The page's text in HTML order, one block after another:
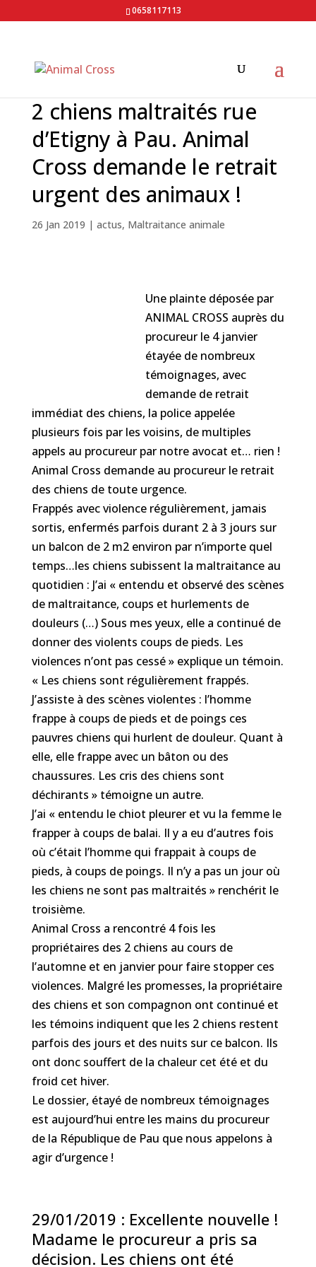
0658117113
2 chiens maltraités rue
d’Etigny à Pau. Animal
Cross demande le retrait
urgent des animaux !
26 Jan 2019 | actus, Maltraitance animale
Une plainte déposée par
ANIMAL CROSS auprès du
procureur le 4 janvier
étayée de nombreux
témoignages, avec
demande de retrait
immédiat des chiens, la police appelée
plusieurs fois par les voisins, de multiples
appels au procureur par notre avocat et… rien !
Animal Cross demande au procureur le retrait
des chiens de toute urgence.
Frappés avec violence régulièrement, jamais
sortis, enfermés parfois durant 2 à 3 jours sur
un balcon de 2 m2 environ par n’importe quel
temps…les chiens subissent la maltraitance au
quotidien : J’ai « entendu et observé des scènes
de maltraitance, coups et hurlements de
douleurs (…) Sous mes yeux, elle a continué de
donner des violents coups de pieds. Les
violences n’ont pas cessé » explique un témoin.
« Les chiens sont régulièrement frappés.
J’assiste à des scènes violentes : l’homme
frappe à coups de pieds et de poings ces
pauvres chiens qui hurlent de douleur. Quant à
elle, elle frappe avec un bâton ou des
chaussures. Les cris des chiens sont
déchirants » témoigne un autre.
J’ai « entendu le chiot pleurer et vu la femme le
frapper à coups de balai. Il y a eu d’autres fois
où c’était l’homme qui frappait à coups de
pieds, à coups de poings. Il n’y a pas un jour où
les chiens ne sont pas maltraités » renchérit le
troisième.
Animal Cross a rencontré 4 fois les
propriétaires des 2 chiens au cours de
l’automne et en janvier pour faire stopper ces
violences. Malgré les promesses, la propriétaire
des chiens et son compagnon ont continué et
les témoins indiquent que les 2 chiens restent
parfois des jours et des nuits sur ce balcon. Ils
ont donc souffert de la chaleur cet été et du
froid cet hiver.
Le dossier, étayé de nombreux témoignages
est aujourd’hui entre les mains du procureur
de la République de Pau que nous appelons à
agir d’urgence !
29/01/2019 : Excellente nouvelle !
Madame le procureur a pris sa
décision. Les chiens ont été